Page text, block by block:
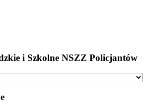
i Szkolne NSZZ Policjantów